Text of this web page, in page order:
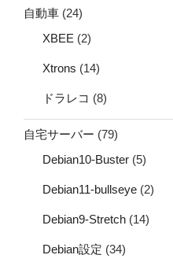
自動車 (24)
XBEE (2)
Xtrons (14)
ドラレコ (8)
自宅サーバー (79)
Debian10-Buster (5)
Debian11-bullseye (2)
Debian9-Stretch (14)
Debian設定 (34)